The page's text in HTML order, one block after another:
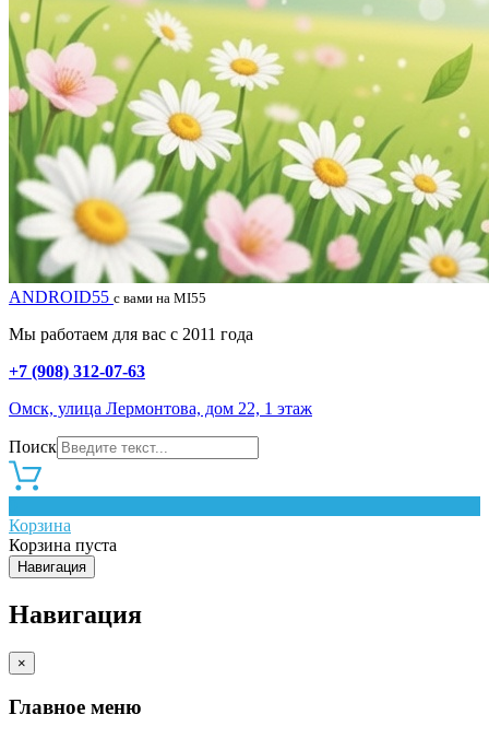
ANDROID55 с вами на MI55
Мы работаем для вас с 2011 года
+7 (908) 312-07-63
Омск, улица Лермонтова, дом 22, 1 этаж
Поиск
Корзина
Корзина пуста
Навигация
Навигация
×
Главное меню